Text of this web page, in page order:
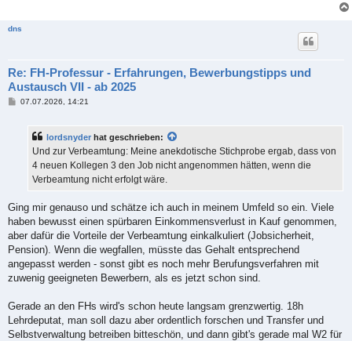
dns
Re: FH-Professur - Erfahrungen, Bewerbungstipps und
Austausch VII - ab 2025
B07.07.2026, 14:21
lordsnyder hat geschrieben:
Und zur Verbeamtung: Meine anekdotische Stichprobe ergab, dass von
4 neuen Kollegen 3 den Job nicht angenommen hätten, wenn die
Verbeamtung nicht erfolgt wäre.
Ging mir genauso und schätze ich auch in meinem Umfeld so ein. Viele
haben bewusst einen spürbaren Einkommensverlust in Kauf genommen,
aber dafür die Vorteile der Verbeamtung einkalkuliert (Jobsicherheit,
Pension). Wenn die wegfallen, müsste das Gehalt entsprechend
angepasst werden - sonst gibt es noch mehr Berufungsverfahren mit
zuwenig geeigneten Bewerbern, als es jetzt schon sind.
Gerade an den FHs wird's schon heute langsam grenzwertig. 18h
Lehrdeputat, man soll dazu aber ordentlich forschen und Transfer und
Selbstverwaltung betreiben bitteschön, und dann gibt's gerade mal W2 für